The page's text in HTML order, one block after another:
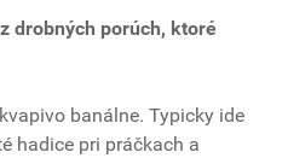
drobných porúch, ktoré
banálne. Typicky ide
hadice pri práčkach a